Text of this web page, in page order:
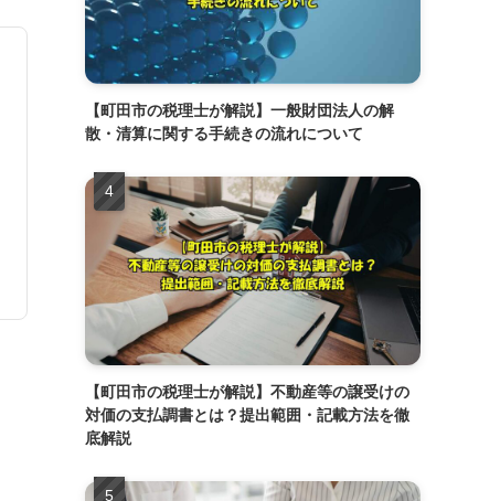
【町田市の税理士が解説】一般財団法人の解
散・清算に関する手続きの流れについて
【町田市の税理士が解説】不動産等の譲受けの
対価の支払調書とは？提出範囲・記載方法を徹
底解説